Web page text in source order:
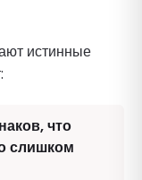
истинные
что
слишком